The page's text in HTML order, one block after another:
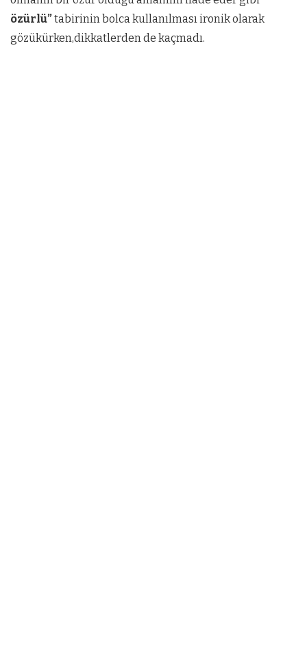
özürlü”tabirinin bolca kullanılması ironik olarak
gözükürken,dikkatlerden de kaçmadı.